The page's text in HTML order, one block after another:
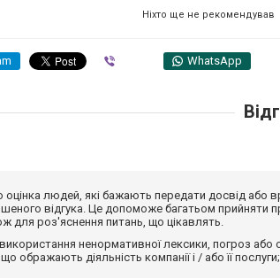
Ніхто ще не рекомендував
WhatsApp
оцінка людей, які бажають передати досвід
відгука. Це допоможе багатьом прийняти
для роз'яснення питань, що цікавлять.
використання ненормативної лексики, погроз
ображають діяльність компанії і / або її